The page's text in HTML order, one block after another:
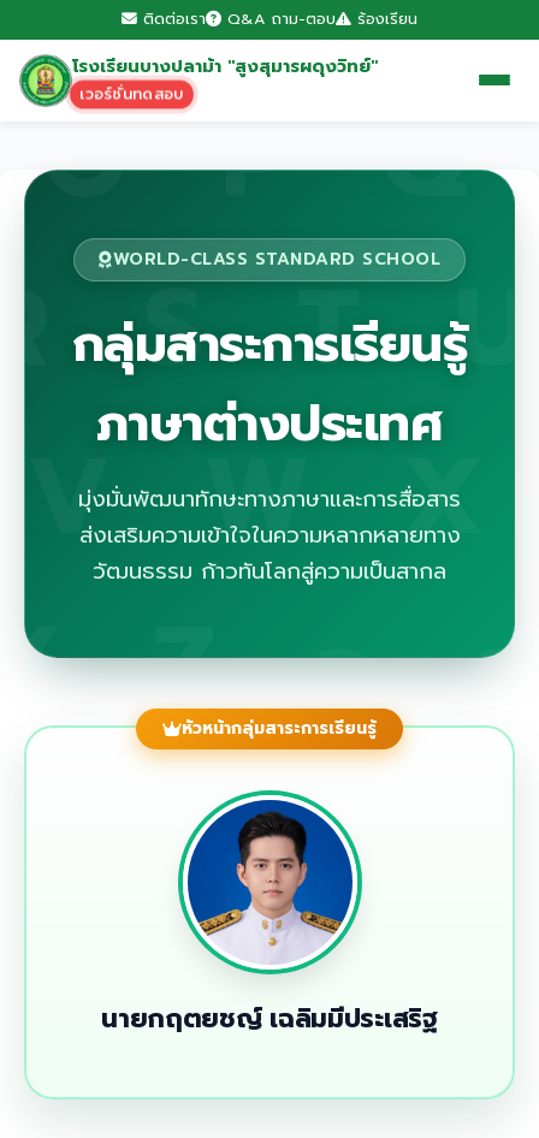
ติดต่อเรา Q&A ถาม-ตอบ ร้องเรียน
โรงเรียนบางปลาม้า "สูงสุมารผดุงวิทย์"
เวอร์ชั่นทดสอบ
WORLD-CLASS STANDARD SCHOOL
กลุ่มสาระการเรียนรู้
ภาษาต่างประเทศ
มุ่งมั่นพัฒนาทักษะทางภาษาและการสื่อสาร
ส่งเสริมความเข้าใจในความหลากหลายทาง
วัฒนธรรม ก้าวทันโลกสู่ความเป็นสากล
หัวหน้ากลุ่มสาระการเรียนรู้
นายกฤตยชญ์ เฉลิมมีประเสริฐ